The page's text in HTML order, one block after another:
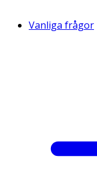
Vanliga frågor